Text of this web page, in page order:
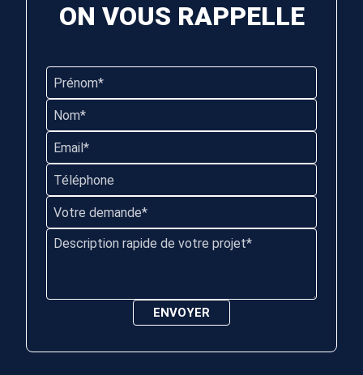
ON VOUS RAPPELLE